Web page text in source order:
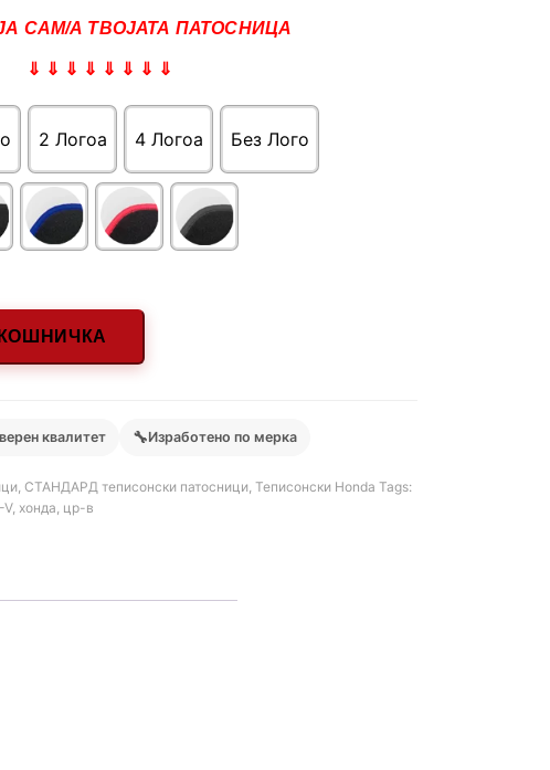
САМ/А ТВОЈАТА ПАТОСНИЦА
⇓ ⇓ ⇓ ⇓ ⇓ ⇓ ⇓ ⇓
2 Логоa 4 Логоa Без Лого
квалитет 🔧Изработено по мерка
СТАНДАРД теписонски патосници Теписонски Honda Tags:
V, хонда цр-в